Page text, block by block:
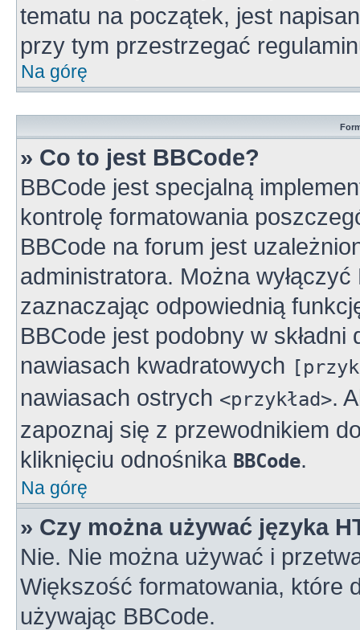
tematu na początek, jest
przy tym przestrzegać
Na górę
» Co to jest BBCode?
BBCode jest specjalną
kontrolę formatowania
BBCode na forum jest
administratora. Można
zaznaczając odpowiednią
BBCode jest podobny w
nawiasach kwadratowych
nawiasach ostrych <przykład>.
zapoznaj się z przewodnikiem
kliknięciu odnośnika BBCode.
Na górę
» Czy można używać języka
Nie. Nie można używać i
Większość formatowania, które
używając BBCode.